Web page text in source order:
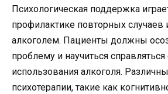
Психологическая поддержка
профилактике повторных случаев
алкоголем. Пациенты должны
проблему и научиться
использования алкоголя.
психотерапии, такие как